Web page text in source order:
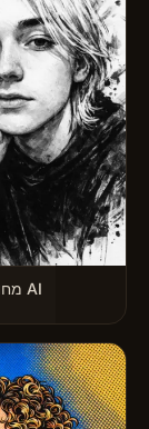
מחולל איורי דיו AI